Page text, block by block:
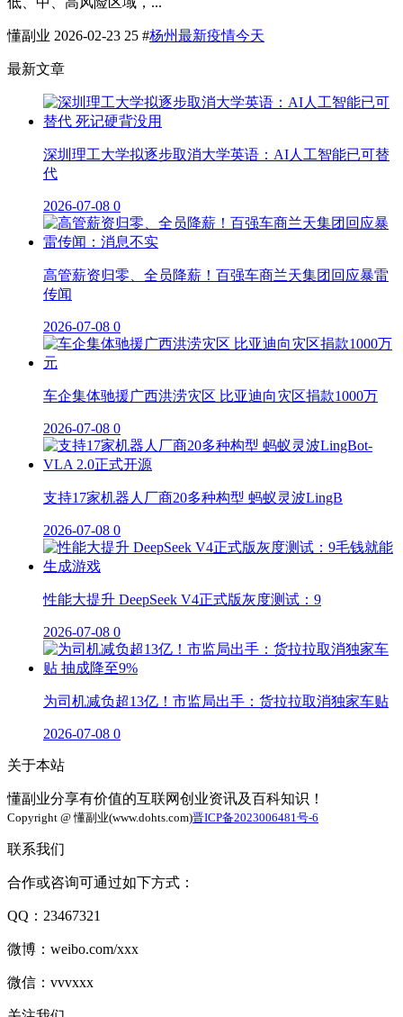
懂副业 2026-02-23 25 #杨州最新疫情今天
最新文章
深圳理工大学拟逐步取消大学英语：AI人工智能已可替
代
2026-07-08 0
高管薪资归零、全员降薪！百强车商兰天集团回应暴雷
传闻
2026-07-08 0
车企集体驰援广西洪涝灾区 比亚迪向灾区捐款1000万
2026-07-08 0
支持17家机器人厂商20多种构型 蚂蚁灵波LingB
2026-07-08 0
性能大提升 DeepSeek V4正式版灰度测试：9
2026-07-08 0
为司机减负超13亿！市监局出手：货拉拉取消独家车贴
2026-07-08 0
关于本站
懂副业分享有价值的互联网创业资讯及百科知识！
Copyright @ 懂副业(www.dohts.com)晋ICP备2023006481号-6
联系我们
合作或咨询可通过如下方式：
QQ：23467321
微博：weibo.com/xxx
微信：vvvxxx